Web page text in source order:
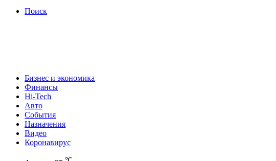
Поиск
Бизнес и экономика
Финансы
Hi-Tech
Авто
События
Назначения
Видео
Коронавирус